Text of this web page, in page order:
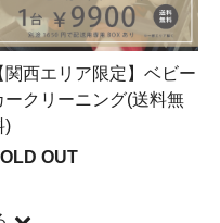
関西エリア限定】ベビー
ークリーニング(送料無
)
OUT